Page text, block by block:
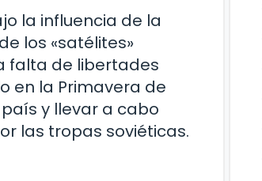
la influencia de la
los «satélites»
falta de libertades
en la Primavera de
y llevar a cabo
las tropas soviéticas.